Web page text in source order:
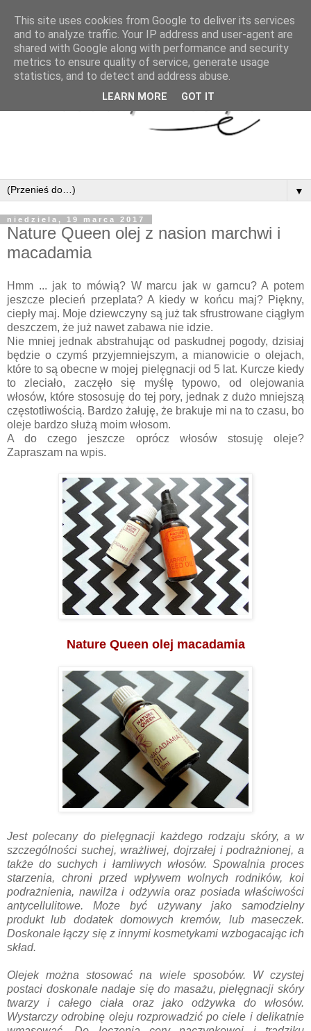
▼
niedziela, 19 marca 2017
Nature Queen olej z nasion marchwi i
macadamia
Hmm ... jak to mówią? W marcu jak w garncu? A potem
jeszcze plecień przeplata? A kiedy w końcu maj? Piękny,
ciepły maj. Moje dziewczyny są już tak sfrustrowane ciągłym
deszczem, że już nawet zabawa nie idzie.
Nie mniej jednak abstrahując od paskudnej pogody, dzisiaj
będzie o czymś przyjemniejszym, a mianowicie o olejach,
które to są obecne w mojej pielęgnacji od 5 lat. Kurcze kiedy
to zleciało, zaczęło się myślę typowo, od olejowania
włosów, które stososuję do tej pory, jednak z dużo mniejszą
częstotliwością. Bardzo żałuję, że brakuje mi na to czasu, bo
oleje bardzo służą moim włosom.
A do czego jeszcze oprócz włosów stosuję oleje?
Zapraszam na wpis.
Nature Queen olej macadamia
Jest polecany do pielęgnacji każdego rodzaju skóry, a w
szczególności suchej, wrażliwej, dojrzałej i podrażnionej, a
także do suchych i łamliwych włosów. Spowalnia proces
starzenia, chroni przed wpływem wolnych rodników, koi
podrażnienia, nawilża i odżywia oraz posiada właściwości
antycellulitowe. Może być używany jako samodzielny
produkt lub dodatek domowych kremów, lub maseczek.
Doskonale łączy się z innymi kosmetykami wzbogacając ich
skład.
Olejek można stosować na wiele sposobów. W czystej
postaci doskonale nadaje się do masażu, pielęgnacji skóry
twarzy i całego ciała oraz jako odżywka do włosów.
Wystarczy odrobinę oleju rozprowadzić po ciele i delikatnie
This site uses cookies from Google to deliver its services
and to analyze traffic. Your IP address and user-agent are
shared with Google along with performance and security
metrics to ensure quality of service, generate usage
statistics, and to detect and address abuse.
LEARN MORE GOT IT